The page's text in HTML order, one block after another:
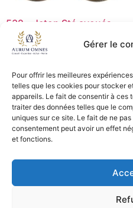
Gérer le
Pour offrir les meilleures
telles que les cookies pour stocker
appareils. Le fait de consentir à ces
traiter des données telles que le
uniques sur ce site. Le fait de ne
consentement peut avoir un effet
et fonctions.
532 – Jeton Sté avoués
Tribunal Lyon – TTB+
35,00€
Lire la suite
CGV
Copyright ©